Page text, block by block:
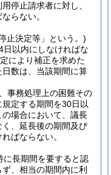
停止請求者に対し、
らない。
止決定等」という。)
以内にしなければな
により補正を求めた
数は、当該期間に算
事務処理上の困難その
規定する期間を30日以
の場合において、議長
、延長後の期間及び
ばならない。
に長期間を要すると認
、相当の期間内に利